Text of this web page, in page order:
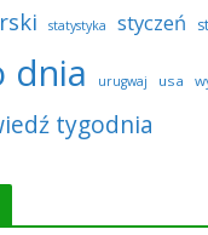
statystyka styczeń
dnia urugwaj usa
tygodnia